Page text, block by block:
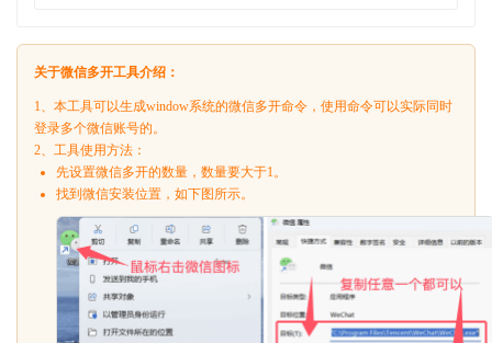
关于微信多开工具介绍：
1、本工具可以生成window系统的微信多开命令，使用命令可以实际同时
登录多个微信账号的。
2、工具使用方法：
先设置微信多开的数量，数量要大于1。
找到微信安装位置，如下图所示。